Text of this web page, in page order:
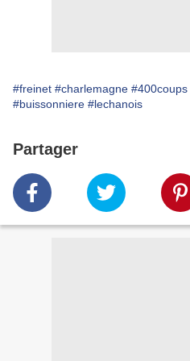
#freinet #charlemagne #400coups
#buissonniere #lechanois
Partager